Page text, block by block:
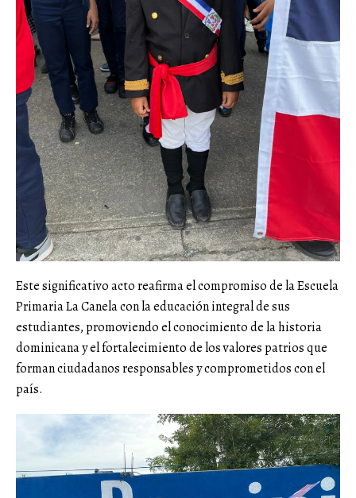
Este significativo acto reafirma el compromiso de la Escuela
Primaria La Canela con la educación integral de sus
estudiantes, promoviendo el conocimiento de la historia
dominicana y el fortalecimiento de los valores patrios que
forman ciudadanos responsables y comprometidos con el
país.